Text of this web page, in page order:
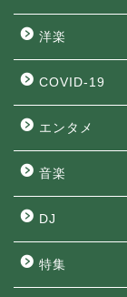
洋楽
COVID-19
エンタメ
音楽
DJ
特集